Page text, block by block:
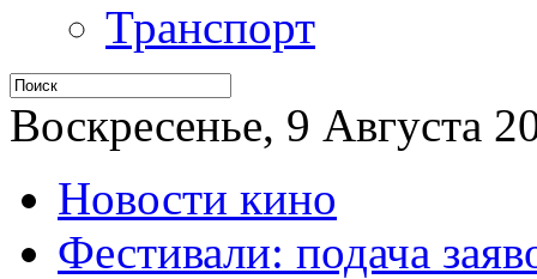
Транспорт
Воскресенье, 9 Августа
Новости кино
Фестивали: подача